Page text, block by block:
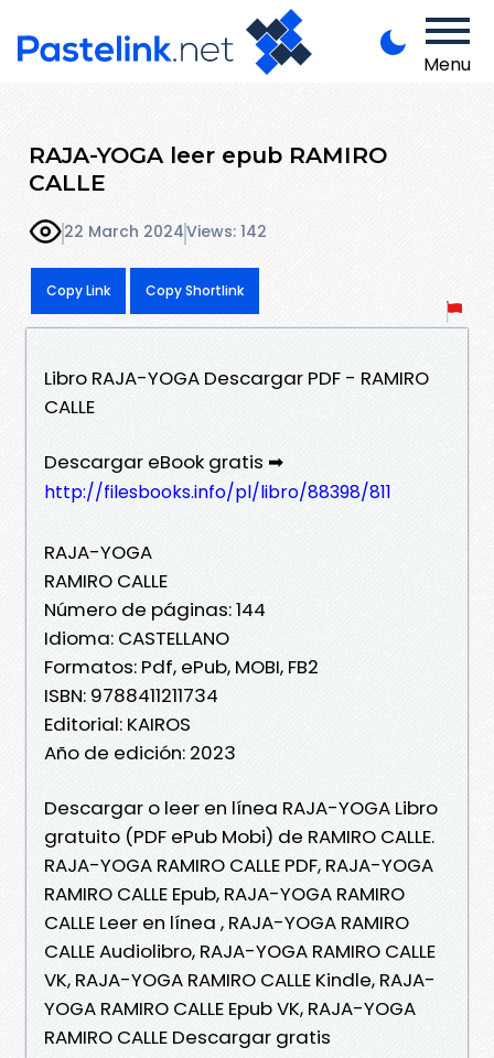
Menu
RAJA-YOGA leer epub RAMIRO
CALLE
22 March 2024Views: 142
Copy Link Copy Shortlink
Libro RAJA-YOGA Descargar PDF - RAMIRO
CALLE
Descargar eBook gratis ➡
http://filesbooks.info/pl/libro/88398/811
RAJA-YOGA
RAMIRO CALLE
Número de páginas: 144
Idioma: CASTELLANO
Formatos: Pdf, ePub, MOBI, FB2
ISBN: 9788411211734
Editorial: KAIROS
Año de edición: 2023
Descargar o leer en línea RAJA-YOGA Libro
gratuito (PDF ePub Mobi) de RAMIRO CALLE.
RAJA-YOGA RAMIRO CALLE PDF, RAJA-YOGA
RAMIRO CALLE Epub, RAJA-YOGA RAMIRO
CALLE Leer en línea , RAJA-YOGA RAMIRO
CALLE Audiolibro, RAJA-YOGA RAMIRO CALLE
VK, RAJA-YOGA RAMIRO CALLE Kindle, RAJA-
YOGA RAMIRO CALLE Epub VK, RAJA-YOGA
RAMIRO CALLE Descargar gratis